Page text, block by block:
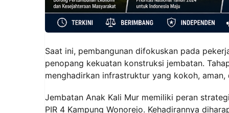
Saat ini, pembangunan difokuskan pada
penopang kekuatan konstruksi jembatan.
menghadirkan infrastruktur yang kokoh, aman,
Jembatan Anak Kali Mur memiliki peran
PIR 4 Kampung Wonorejo. Kehadirannya